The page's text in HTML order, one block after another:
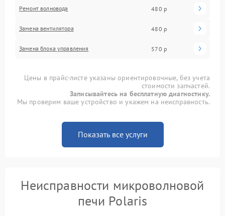
Ремонт волновода 480 р
Замена вентилятора 480 р
Замена блока управления 570 р
Цены в прайс-листе указаны ориентировочные, без учета
стоимости запчастей.
Записывайтесь на бесплатную диагностику.
Мы проверим ваше устройство и укажем на неисправность.
Показать все услуги
Неисправности микроволновой
печи Polaris